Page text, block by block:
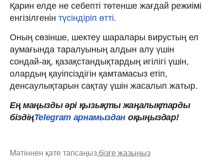
Қарин елде не себепті төтенше жағдай режиімі
енгізілгенін түсіндіріп өтті.
Оның сөзінше, шектеу шаралары вирустың ел
аумағында таралуының алдын алу үшін
сондай-ақ, қазақстандықтардың игілігі үшін,
олардың қауіпсіздігін қамтамасыз етіп,
денсаулықтарын сақтау үшін жасалып жатыр.
Ең маңызды әрі қызықты жаңалықтарды
біздіңTelegram арнамыздан оқыңыздар!
Мәтіннен қате тапсаңыз,бізге жазыңыз